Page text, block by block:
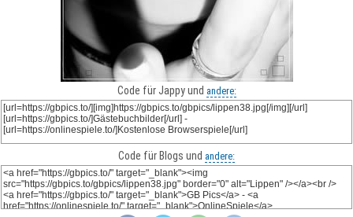
Code für Jappy und andere:
Code für Blogs und andere: